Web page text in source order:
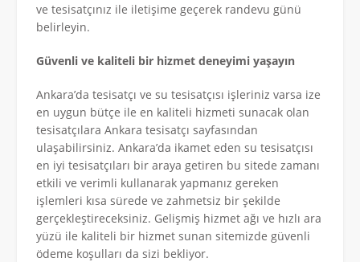
ve tesisatçınız ile iletişime geçerek randevu günü
belirleyin.
Güvenli ve kaliteli bir hizmet deneyimi yaşayın
Ankara’da tesisatçı ve su tesisatçısı işleriniz varsa ize
en uygun bütçe ile en kaliteli hizmeti sunacak olan
tesisatçılara Ankara tesisatçı sayfasından
ulaşabilirsiniz. Ankara’da ikamet eden su tesisatçısı
en iyi tesisatçıları bir araya getiren bu sitede zamanı
etkili ve verimli kullanarak yapmanız gereken
işlemleri kısa sürede ve zahmetsiz bir şekilde
gerçekleştireceksiniz. Gelişmiş hizmet ağı ve hızlı ara
yüzü ile kaliteli bir hizmet sunan sitemizde güvenli
ödeme koşulları da sizi bekliyor.